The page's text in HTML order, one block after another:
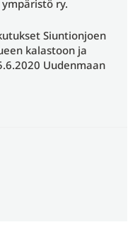
ry.
Siuntionjoen
kalastoon ja
Uudenmaan